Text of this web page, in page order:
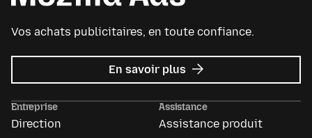
Vos achats publicitaires, en toute confiance.
En savoir plus sur
Mozilla
Entreprise
Direction
Assistance
Assistance produit